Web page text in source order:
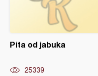
Pita od jabuka
25339